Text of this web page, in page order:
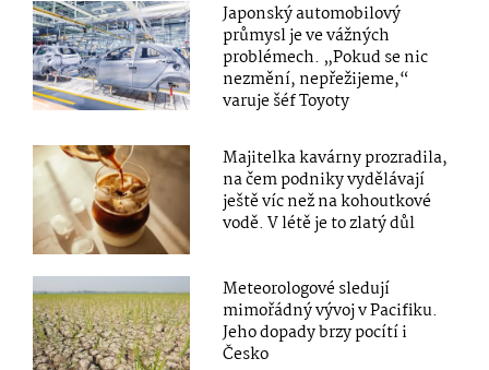
Japonský automobilový
průmysl je ve vážných
problémech. „Pokud se nic
nezmění, nepřežijeme,“
varuje šéf Toyoty
Majitelka kavárny prozradila,
na čem podniky vydělávají
ještě víc než na kohoutkové
vodě. V létě je to zlatý důl
Meteorologové sledují
mimořádný vývoj v Pacifiku.
Jeho dopady brzy pocítí i
Česko